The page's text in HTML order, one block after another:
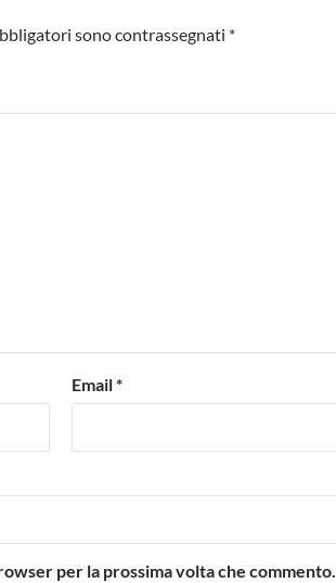
sono contrassegnati *
Email*
per la prossima volta che commento.